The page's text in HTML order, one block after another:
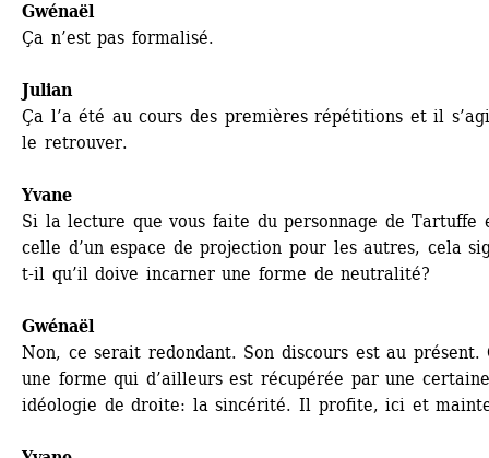
Gwénaël
Ça n’est pas formalisé.
Julian
Ça l’a été au cours des premières répétitions et il
le retrouver.
Yvane
Si la lecture que vous faite du personnage de Tartuffe
celle d’un espace de projection pour les autres, cela
t-il qu’il doive incarner une forme de neutralité?
Gwénaël
Non, ce serait redondant. Son discours est au présent.
une forme qui d’ailleurs est récupérée par une certaine
idéologie de droite: la sincérité. Il profite, ici et